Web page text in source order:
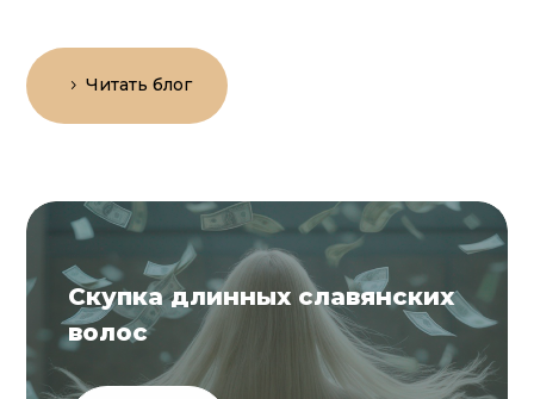
Читать блог
Скупка длинных славянских
волос